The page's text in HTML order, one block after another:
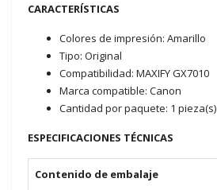
CARACTERÍSTICAS
Colores de impresión: Amarillo
Tipo: Original
Compatibilidad: MAXIFY GX7010
Marca compatible: Canon
Cantidad por paquete: 1 pieza(s)
ESPECIFICACIONES TÉCNICAS
Contenido de embalaje